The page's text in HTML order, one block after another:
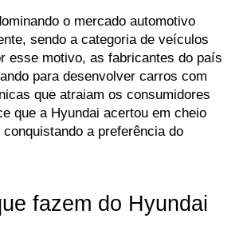
o mercado automotivo
sendo a categoria de veículos
esse motivo, as fabricantes do país
para desenvolver carros com
que atraiam os consumidores
que a Hyundai acertou em cheio
a preferência do
fazem do Hyundai